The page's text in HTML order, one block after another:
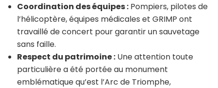
Coordination des équipes : Pompiers, pilotes de
l’hélicoptère, équipes médicales et GRIMP ont
travaillé de concert pour garantir un sauvetage
sans faille.
Respect du patrimoine : Une attention toute
particulière a été portée au monument
emblématique qu’est l’Arc de Triomphe,